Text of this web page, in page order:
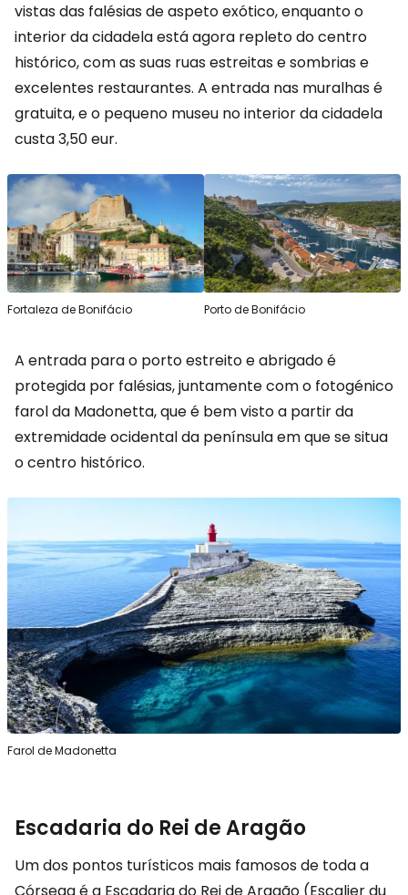
vistas das falésias de aspeto exótico, enquanto o
interior da cidadela está agora repleto do centro
histórico, com as suas ruas estreitas e sombrias e
excelentes restaurantes. A entrada nas muralhas é
gratuita, e o pequeno museu no interior da cidadela
custa 3,50 eur.
Fortaleza de Bonifácio Porto de Bonifácio
A entrada para o porto estreito e abrigado é
protegida por falésias, juntamente com o fotogénico
farol da Madonetta, que é bem visto a partir da
extremidade ocidental da península em que se situa
o centro histórico.
Farol de Madonetta
Escadaria do Rei de Aragão
Um dos pontos turísticos mais famosos de toda a
Córsega é a Escadaria do Rei de Aragão (Escalier du